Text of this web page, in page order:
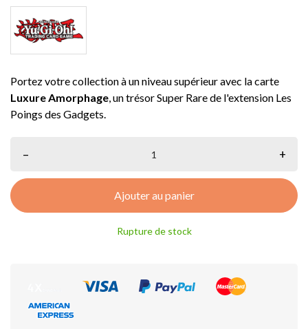
Portez votre collection à un niveau supérieur avec la carte
Luxure Amorphage, un trésor Super Rare de l'extension Les
Poings des Gadgets.
– +
Ajouter au panier
Rupture de stock